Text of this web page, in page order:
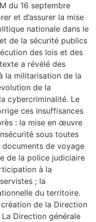
du 16 septembre
et d’assurer la mise
nationale dans le
de la sécurité publics
des lois et des
a révélé des
la militarisation de la
de la
cybercriminalité. Le
ces insuffisances
: la mise en œuvre
sous toutes
documents de voyage
de la police judiciaire
à la
; la
du territoire.
de la Direction
Direction générale